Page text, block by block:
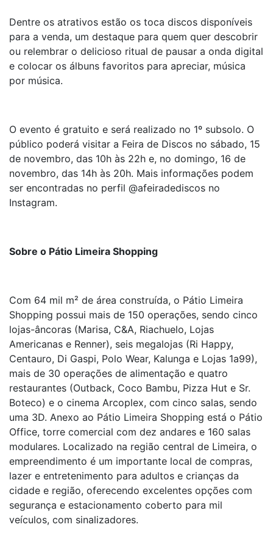
Dentre os atrativos estão os toca discos disponíveis
para a venda, um destaque para quem quer descobrir
ou relembrar o delicioso ritual de pausar a onda digital
e colocar os álbuns favoritos para apreciar, música
por música.
O evento é gratuito e será realizado no 1º subsolo. O
público poderá visitar a Feira de Discos no sábado, 15
de novembro, das 10h às 22h e, no domingo, 16 de
novembro, das 14h às 20h. Mais informações podem
ser encontradas no perfil @afeiradediscos no
Instagram.
Sobre o Pátio Limeira Shopping
Com 64 mil m² de área construída, o Pátio Limeira
Shopping possui mais de 150 operações, sendo cinco
lojas-âncoras (Marisa, C&A, Riachuelo, Lojas
Americanas e Renner), seis megalojas (Ri Happy,
Centauro, Di Gaspi, Polo Wear, Kalunga e Lojas 1a99),
mais de 30 operações de alimentação e quatro
restaurantes (Outback, Coco Bambu, Pizza Hut e Sr.
Boteco) e o cinema Arcoplex, com cinco salas, sendo
uma 3D. Anexo ao Pátio Limeira Shopping está o Pátio
Office, torre comercial com dez andares e 160 salas
modulares. Localizado na região central de Limeira, o
empreendimento é um importante local de compras,
lazer e entretenimento para adultos e crianças da
cidade e região, oferecendo excelentes opções com
segurança e estacionamento coberto para mil
veículos, com sinalizadores.